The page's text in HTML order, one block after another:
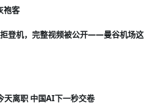
袍客
登机，完整视频被公开——曼谷机场这
离职 中国AI下一秒交卷